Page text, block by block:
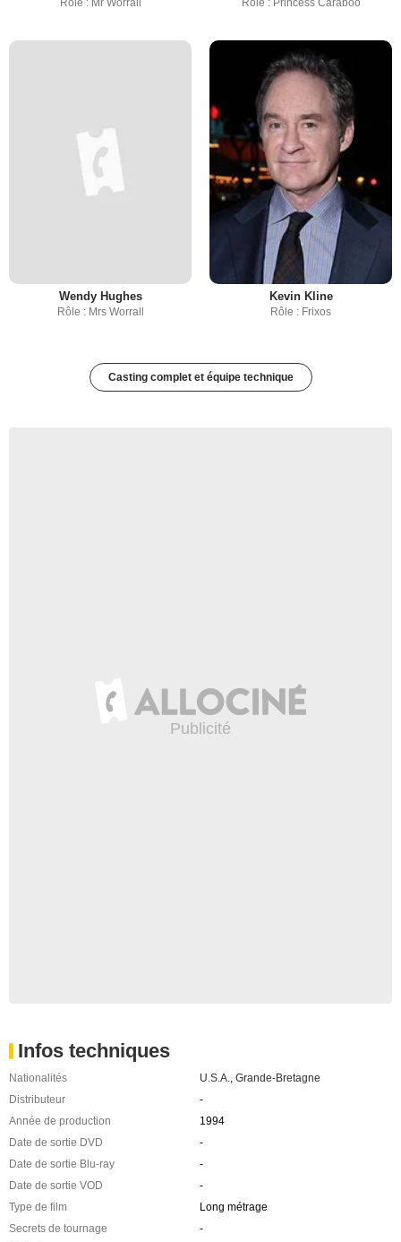
Rôle : Mr Worrall Rôle : Princess Caraboo
Wendy Hughes
Rôle : Mrs Worrall
Kevin Kline
Rôle : Frixos
Casting complet et équipe technique
Infos techniques
Nationalités U.S.A., Grande-Bretagne
Distributeur
-
Année de production
1994
Date de sortie DVD
-
Date de sortie Blu-ray
-
Date de sortie VOD
-
Type de film
Long métrage
Secrets de tournage
-